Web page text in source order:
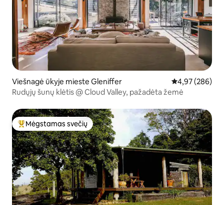
Viešnagė ūkyje mieste Gleniffer Vidutinis
4,97 (286)
Rudųjų šunų klėtis @ Cloud Valley, pažadėta žemė
Svečių mėgstamiausias
Mėgstamas svečių